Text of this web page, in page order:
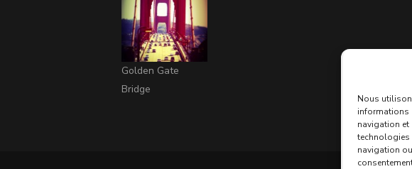
Nous
informations
navigation
technologies
navigation
Golden Gate
Bridge